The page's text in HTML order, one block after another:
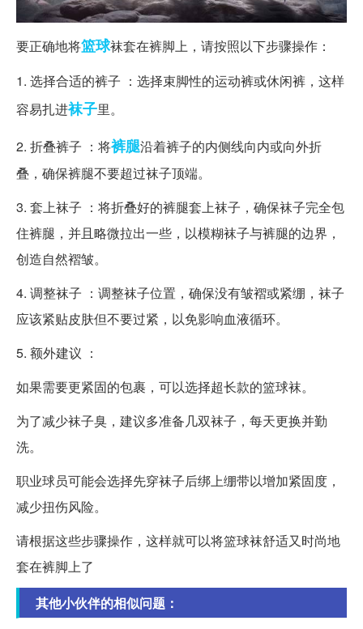
要正确地将篮球袜套在裤脚上，请按照以下步骤操作：
1. 选择合适的裤子 ：选择束脚性的运动裤或休闲裤，这样
容易扎进袜子里。
2. 折叠裤子 ：将裤腿沿着裤子的内侧线向内或向外折
叠，确保裤腿不要超过袜子顶端。
3. 套上袜子 ：将折叠好的裤腿套上袜子，确保袜子完全包
住裤腿，并且略微拉出一些，以模糊袜子与裤腿的边界，
创造自然褶皱。
4. 调整袜子 ：调整袜子位置，确保没有皱褶或紧绷，袜子
应该紧贴皮肤但不要过紧，以免影响血液循环。
5. 额外建议 ：
如果需要更紧固的包裹，可以选择超长款的篮球袜。
为了减少袜子臭，建议多准备几双袜子，每天更换并勤
洗。
职业球员可能会选择先穿袜子后绑上绷带以增加紧固度，
减少扭伤风险。
请根据这些步骤操作，这样就可以将篮球袜舒适又时尚地
套在裤脚上了
其他小伙伴的相似问题：